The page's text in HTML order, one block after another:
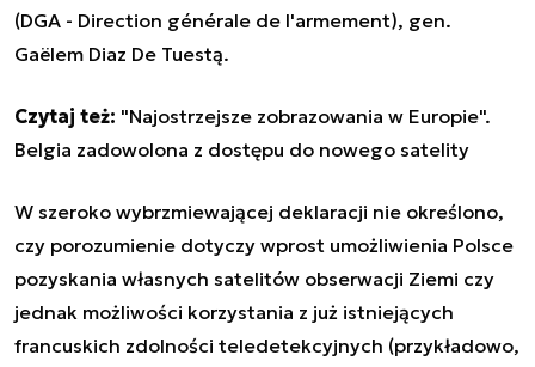
(DGA - Direction générale de l'armement), gen.
Gaëlem Diaz De Tuestą.
Czytaj też: "Najostrzejsze zobrazowania w Europie".
Belgia zadowolona z dostępu do nowego satelity
W szeroko wybrzmiewającej deklaracji nie określono,
czy porozumienie dotyczy wprost umożliwienia Polsce
pozyskania własnych satelitów obserwacji Ziemi czy
jednak możliwości korzystania z już istniejących
francuskich zdolności teledetekcyjnych (przykładowo,